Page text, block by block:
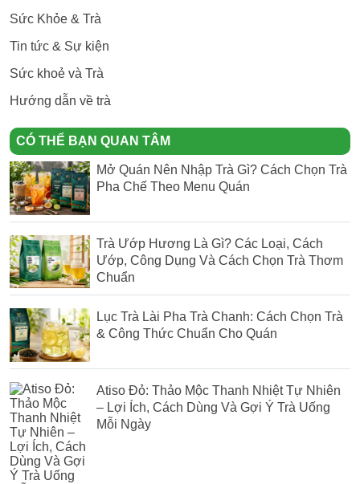
Sức Khỏe & Trà
Tin tức & Sự kiện
Sức khoẻ và Trà
Hướng dẫn về trà
CÓ THỂ BẠN QUAN TÂM
Mở Quán Nên Nhập Trà Gì? Cách Chọn Trà
Pha Chế Theo Menu Quán
Trà Ướp Hương Là Gì? Các Loại, Cách
Ướp, Công Dụng Và Cách Chọn Trà Thơm
Chuẩn
Lục Trà Lài Pha Trà Chanh: Cách Chọn Trà
& Công Thức Chuẩn Cho Quán
Atiso Đỏ: Thảo Mộc Thanh Nhiệt Tự Nhiên
– Lợi Ích, Cách Dùng Và Gợi Ý Trà Uống
Mỗi Ngày